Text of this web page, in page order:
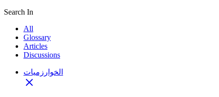
Search In
All
Glossary
Articles
Discussions
الخوارزميات